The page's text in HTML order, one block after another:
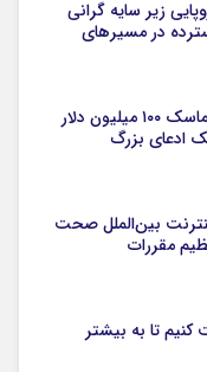
زیر سایه گرانی
در مسیرهای
یک ساعت از زمان ایلان ماسک ۱۰۰ میلیون دلار
ادعای بزرگ
۲.۷ برای اینترنت بین‌الملل صحت
مقررات
اقامت کنیم تا به بیشتر